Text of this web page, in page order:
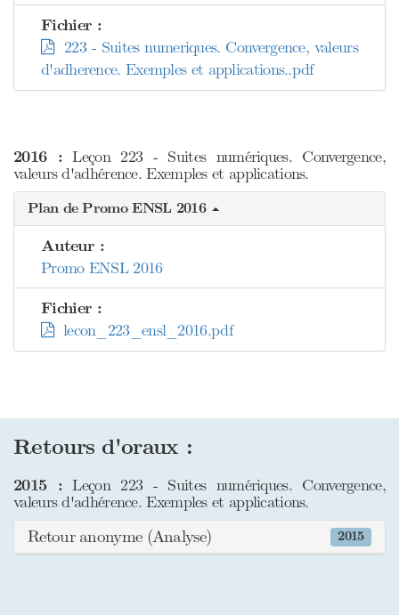
Fichier :
223 - Suites numeriques. Convergence, valeurs
d'adherence. Exemples et applications..pdf
2016 :Leçon 223 - Suites numériques. Convergence,
valeurs d'adhérence. Exemples et applications.
Plan de Promo ENSL 2016
Auteur :
Promo ENSL 2016
Fichier :
lecon_223_ensl_2016.pdf
Retours d'oraux :
2015 :Leçon 223 - Suites numériques. Convergence,
valeurs d'adhérence. Exemples et applications.
2015
Retour anonyme (Analyse)